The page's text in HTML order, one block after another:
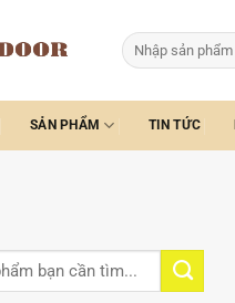
Tìm
kiếm:
SẢN PHẨM TIN TỨC